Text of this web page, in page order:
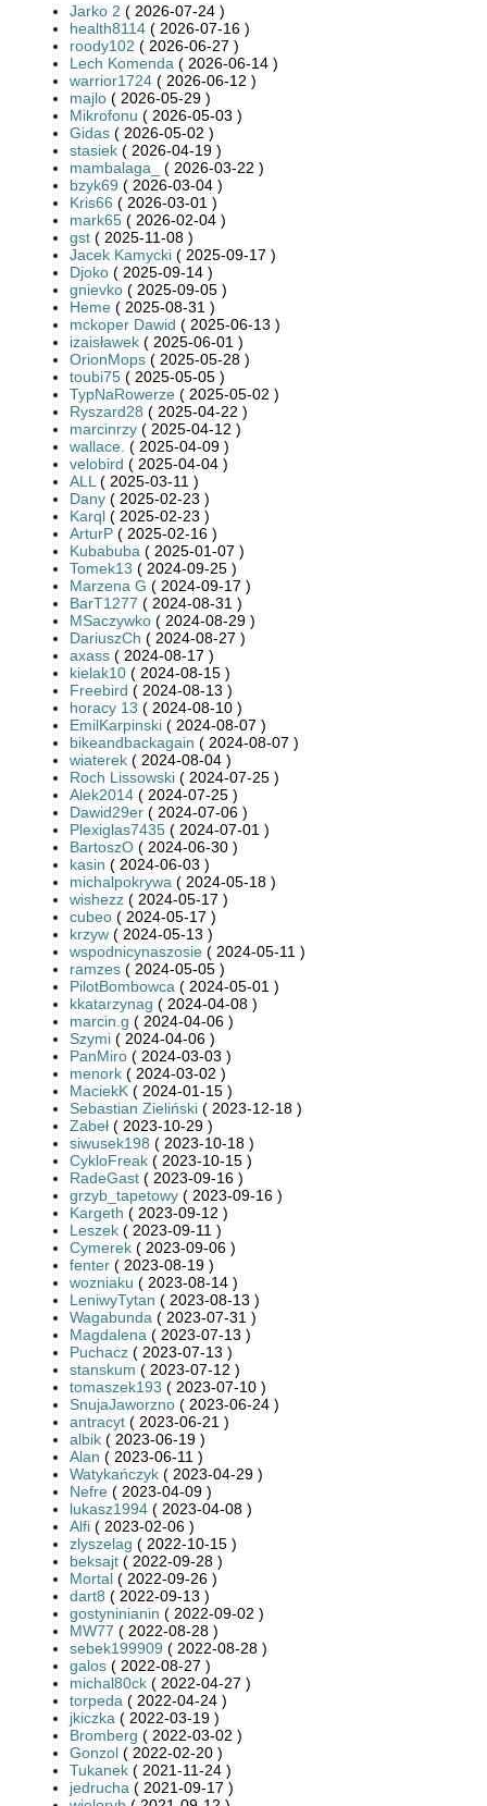
Jarko 2 ( 2026-07-24 )
health8114 ( 2026-07-16 )
roody102 ( 2026-06-27 )
Lech Komenda ( 2026-06-14 )
warrior1724 ( 2026-06-12 )
majlo ( 2026-05-29 )
Mikrofonu ( 2026-05-03 )
Gidas ( 2026-05-02 )
stasiek ( 2026-04-19 )
mambalaga_
( 2026-03-22 )
bzyk69 ( 2026-03-04 )
Kris66 ( 2026-03-01 )
mark65 ( 2026-02-04 )
gst ( 2025-11-08 )
Jacek Kamycki ( 2025-09-17 )
Djoko ( 2025-09-14 )
gnievko ( 2025-09-05 )
Heme ( 2025-08-31 )
mckoper Dawid ( 2025-06-13 )
izaisławek ( 2025-06-01 )
OrionMops ( 2025-05-28 )
toubi75 ( 2025-05-05 )
TypNaRowerze ( 2025-05-02 )
Ryszard28 ( 2025-04-22 )
marcinrzy ( 2025-04-12 )
wallace. ( 2025-04-09 )
velobird ( 2025-04-04 )
ALL ( 2025-03-11 )
Dany ( 2025-02-23 )
Karql ( 2025-02-23 )
ArturP ( 2025-02-16 )
Kubabuba ( 2025-01-07 )
Tomek13 ( 2024-09-25 )
Marzena G ( 2024-09-17 )
BarT1277 ( 2024-08-31 )
MSaczywko ( 2024-08-29 )
DariuszCh ( 2024-08-27 )
axass ( 2024-08-17 )
kielak10 ( 2024-08-15 )
Freebird ( 2024-08-13 )
horacy 13 ( 2024-08-10 )
EmilKarpinski ( 2024-08-07 )
bikeandbackagain ( 2024-08-07 )
wiaterek ( 2024-08-04 )
Roch Lissowski ( 2024-07-25 )
Alek2014 ( 2024-07-25 )
Dawid29er ( 2024-07-06 )
Plexiglas7435 ( 2024-07-01 )
BartoszO ( 2024-06-30 )
kasin ( 2024-06-03 )
michalpokrywa ( 2024-05-18 )
wishezz ( 2024-05-17 )
cubeo ( 2024-05-17 )
krzyw ( 2024-05-13 )
wspodnicynaszosie ( 2024-05-11 )
ramzes ( 2024-05-05 )
PilotBombowca ( 2024-05-01 )
kkatarzynag ( 2024-04-08 )
marcin.g ( 2024-04-06 )
Szymi ( 2024-04-06 )
PanMiro ( 2024-03-03 )
menork ( 2024-03-02 )
MaciekK ( 2024-01-15 )
Sebastian Zieliński ( 2023-12-18 )
Zabeł ( 2023-10-29 )
siwusek198 ( 2023-10-18 )
CykloFreak ( 2023-10-15 )
RadeGast ( 2023-09-16 )
grzyb_tapetowy ( 2023-09-16 )
Kargeth ( 2023-09-12 )
Leszek ( 2023-09-11 )
Cymerek ( 2023-09-06 )
fenter ( 2023-08-19 )
wozniaku ( 2023-08-14 )
LeniwyTytan ( 2023-08-13 )
Wagabunda ( 2023-07-31 )
Magdalena ( 2023-07-13 )
Puchacz ( 2023-07-13 )
stanskum ( 2023-07-12 )
tomaszek193 ( 2023-07-10 )
SnujaJaworzno ( 2023-06-24 )
antracyt ( 2023-06-21 )
albik ( 2023-06-19 )
Alan ( 2023-06-11 )
Watykańczyk ( 2023-04-29 )
Nefre ( 2023-04-09 )
lukasz1994 ( 2023-04-08 )
Alfi ( 2023-02-06 )
zlyszelag ( 2022-10-15 )
beksajt ( 2022-09-28 )
Mortal ( 2022-09-26 )
dart8 ( 2022-09-13 )
gostyninianin ( 2022-09-02 )
MW77 ( 2022-08-28 )
sebek199909 ( 2022-08-28 )
galos ( 2022-08-27 )
michal80ck ( 2022-04-27 )
torpeda ( 2022-04-24 )
jkiczka ( 2022-03-19 )
Bromberg ( 2022-03-02 )
Gonzol ( 2022-02-20 )
Tukanek ( 2021-11-24 )
jedrucha ( 2021-09-17 )